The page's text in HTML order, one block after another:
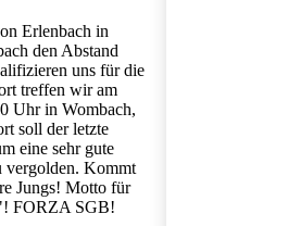
Erlenbach in
den Abstand
uns für die
treffen wir am
Uhr in Wombach,
soll der letzte
eine sehr gute
vergolden. Kommt
Jungs! Motto für
FORZA SGB!